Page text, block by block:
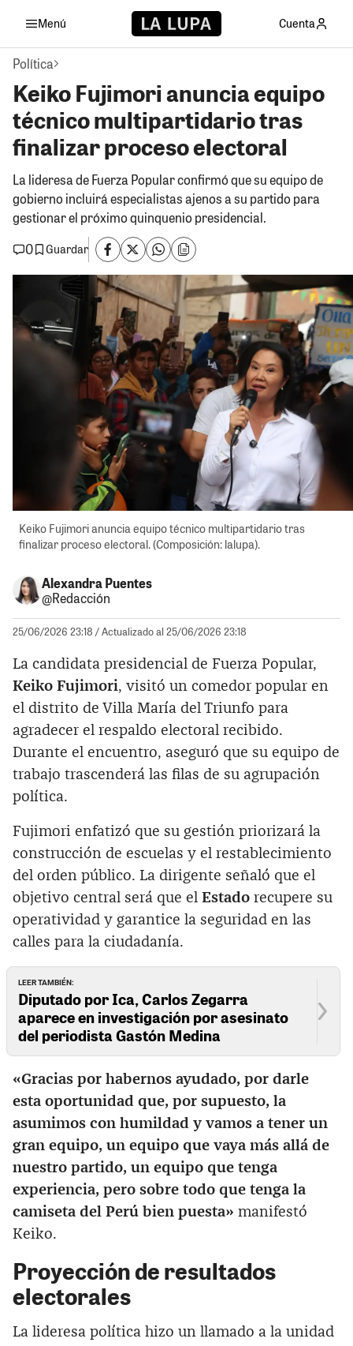
Menú Cuenta
Política
Keiko Fujimori anuncia equipo
técnico multipartidario tras
finalizar proceso electoral
La lideresa de Fuerza Popular confirmó que su equipo de
gobierno incluirá especialistas ajenos a su partido para
gestionar el próximo quinquenio presidencial.
0
Guardar
Keiko Fujimori anuncia equipo técnico multipartidario tras
finalizar proceso electoral. (Composición: lalupa).
Alexandra Puentes
@Redacción
25/06/2026 23:18 / Actualizado al 25/06/2026 23:18
La candidata presidencial de Fuerza Popular,
Keiko Fujimori, visitó un comedor popular en
el distrito de Villa María del Triunfo para
agradecer el respaldo electoral recibido.
Durante el encuentro, aseguró que su equipo de
trabajo trascenderá las filas de su agrupación
política.
Fujimori enfatizó que su gestión priorizará la
construcción de escuelas y el restablecimiento
del orden público. La dirigente señaló que el
objetivo central será que el Estado recupere su
operatividad y garantice la seguridad en las
calles para la ciudadanía.
LEER TAMBIÉN:
Diputado por Ica, Carlos Zegarra
aparece en investigación por asesinato
del periodista Gastón Medina
«Gracias por habernos ayudado, por darle
esta oportunidad que, por supuesto, la
asumimos con humildad y vamos a tener un
gran equipo, un equipo que vaya más allá de
nuestro partido, un equipo que tenga
experiencia, pero sobre todo que tenga la
camiseta del Perú bien puesta» manifestó
Keiko.
Proyección de resultados
electorales
La lideresa política hizo un llamado a la unidad